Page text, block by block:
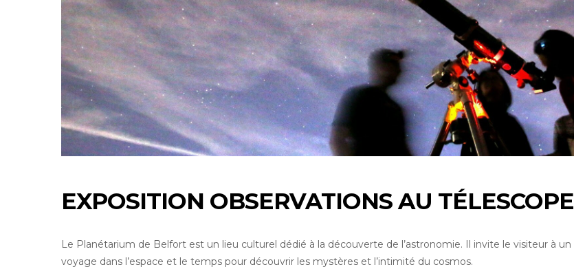
EXPOSITION OBSERVATIONS AU TÉLESCOPE
Le Planétarium de Belfort est un lieu culturel dédié à la découverte de l’astronomie. Il invite le visiteur à un
voyage dans l’espace et le temps pour découvrir les mystères et l’intimité du cosmos.